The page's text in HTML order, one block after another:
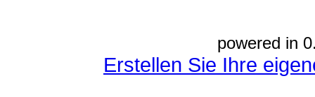
powered in
Erstellen Sie Ihre